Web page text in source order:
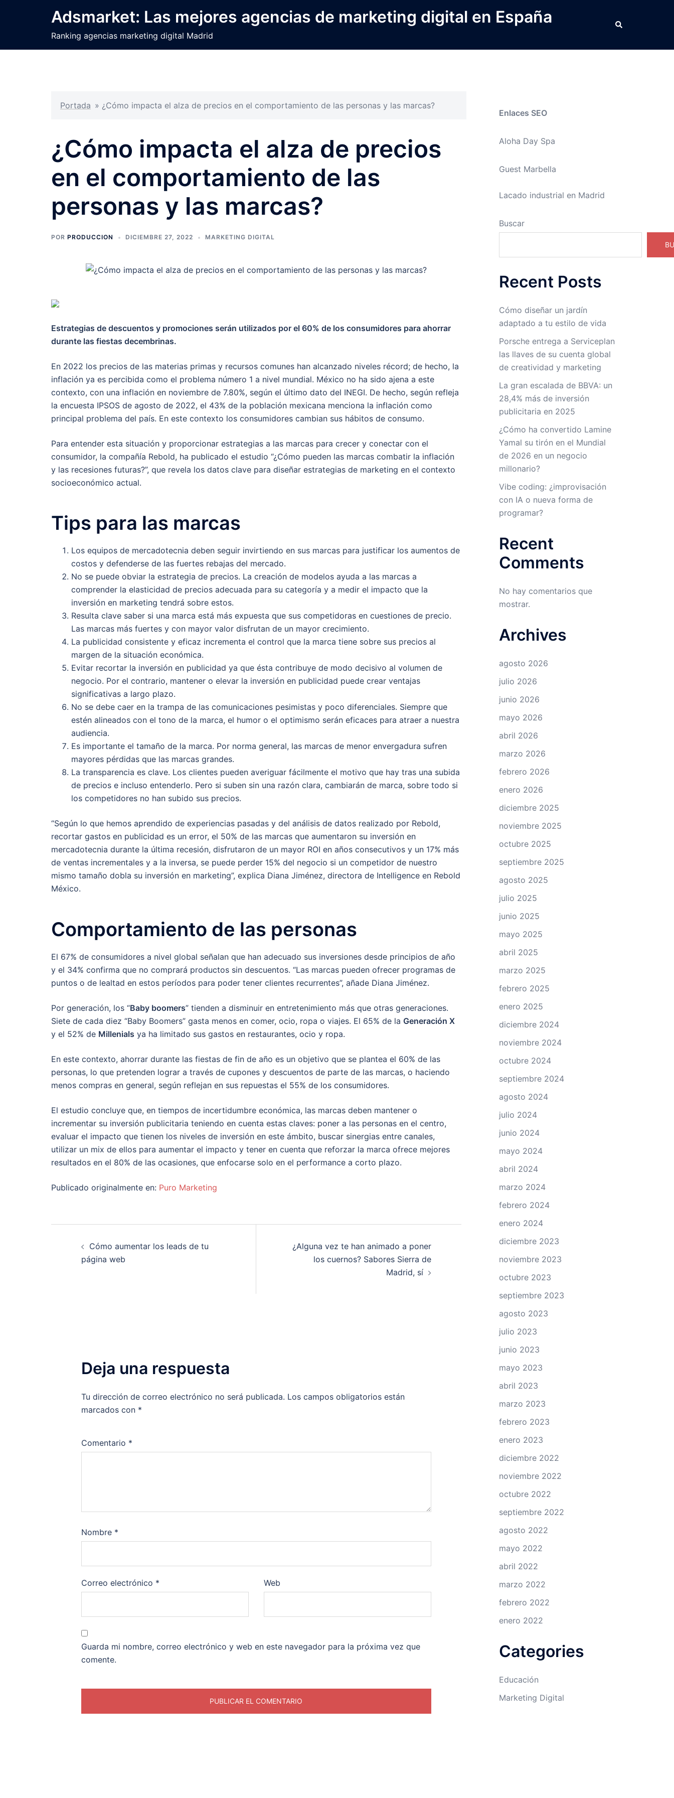
Adsmarket: Las mejores agencias de marketing digital en España
Ranking agencias marketing digital Madrid
Buscar
Portada » ¿Cómo impacta el alza de precios en el comportamiento de las personas y las marcas?
¿Cómo impacta el alza de precios
en el comportamiento de las
personas y las marcas?
POR PRODUCCION DICIEMBRE 27, 2022 MARKETING DIGITAL
Estrategias de descuentos y promociones serán utilizados por el 60% de los consumidores para ahorrar
durante las fiestas decembrinas.
En 2022 los precios de las materias primas y recursos comunes han alcanzado niveles récord; de hecho, la
inflación ya es percibida como el problema número 1 a nivel mundial. México no ha sido ajena a este
contexto, con una inflación en noviembre de 7.80%, según el último dato del INEGI. De hecho, según refleja
la encuesta IPSOS de agosto de 2022, el 43% de la población mexicana menciona la inflación como
principal problema del país. En este contexto los consumidores cambian sus hábitos de consumo.
Para entender esta situación y proporcionar estrategias a las marcas para crecer y conectar con el
consumidor, la compañía Rebold, ha publicado el estudio “¿Cómo pueden las marcas combatir la inflación
y las recesiones futuras?”, que revela los datos clave para diseñar estrategias de marketing en el contexto
socioeconómico actual.
Tips para las marcas
Los equipos de mercadotecnia deben seguir invirtiendo en sus marcas para justificar los aumentos de
costos y defenderse de las fuertes rebajas del mercado.
No se puede obviar la estrategia de precios. La creación de modelos ayuda a las marcas a
comprender la elasticidad de precios adecuada para su categoría y a medir el impacto que la
inversión en marketing tendrá sobre estos.
Resulta clave saber si una marca está más expuesta que sus competidoras en cuestiones de precio.
Las marcas más fuertes y con mayor valor disfrutan de un mayor crecimiento.
La publicidad consistente y eficaz incrementa el control que la marca tiene sobre sus precios al
margen de la situación económica.
Evitar recortar la inversión en publicidad ya que ésta contribuye de modo decisivo al volumen de
negocio. Por el contrario, mantener o elevar la inversión en publicidad puede crear ventajas
significativas a largo plazo.
No se debe caer en la trampa de las comunicaciones pesimistas y poco diferenciales. Siempre que
estén alineados con el tono de la marca, el humor o el optimismo serán eficaces para atraer a nuestra
audiencia.
Es importante el tamaño de la marca. Por norma general, las marcas de menor envergadura sufren
mayores pérdidas que las marcas grandes.
La transparencia es clave. Los clientes pueden averiguar fácilmente el motivo que hay tras una subida
de precios e incluso entenderlo. Pero si suben sin una razón clara, cambiarán de marca, sobre todo si
los competidores no han subido sus precios.
“Según lo que hemos aprendido de experiencias pasadas y del análisis de datos realizado por Rebold,
recortar gastos en publicidad es un error, el 50% de las marcas que aumentaron su inversión en
mercadotecnia durante la última recesión, disfrutaron de un mayor ROI en años consecutivos y un 17% más
de ventas incrementales y a la inversa, se puede perder 15% del negocio si un competidor de nuestro
mismo tamaño dobla su inversión en marketing”, explica Diana Jiménez, directora de Intelligence en Rebold
México.
Comportamiento de las personas
El 67% de consumidores a nivel global señalan que han adecuado sus inversiones desde principios de año
y el 34% confirma que no comprará productos sin descuentos. “Las marcas pueden ofrecer programas de
puntos o de lealtad en estos períodos para poder tener clientes recurrentes”, añade Diana Jiménez.
Por generación, los “Baby boomers” tienden a disminuir en entretenimiento más que otras generaciones.
Siete de cada diez “Baby Boomers” gasta menos en comer, ocio, ropa o viajes. El 65% de la Generación X
y el 52% de Millenials ya ha limitado sus gastos en restaurantes, ocio y ropa.
En este contexto, ahorrar durante las fiestas de fin de año es un objetivo que se plantea el 60% de las
personas, lo que pretenden lograr a través de cupones y descuentos de parte de las marcas, o haciendo
menos compras en general, según reflejan en sus repuestas el 55% de los consumidores.
El estudio concluye que, en tiempos de incertidumbre económica, las marcas deben mantener o
incrementar su inversión publicitaria teniendo en cuenta estas claves: poner a las personas en el centro,
evaluar el impacto que tienen los niveles de inversión en este ámbito, buscar sinergias entre canales,
utilizar un mix de ellos para aumentar el impacto y tener en cuenta que reforzar la marca ofrece mejores
resultados en el 80% de las ocasiones, que enfocarse solo en el performance a corto plazo.
Publicado originalmente en: Puro Marketing
Cómo aumentar los leads de tu
página web
¿Alguna vez te han animado a poner
los cuernos? Sabores Sierra de
Madrid, sí
Deja una respuesta
Tu dirección de correo electrónico no será publicada. Los campos obligatorios están
marcados con *
Comentario *
Nombre *
Correo electrónico * Web
Guarda mi nombre, correo electrónico y web en este navegador para la próxima vez que
comente.
Enlaces SEO
Aloha Day Spa
Guest Marbella
Lacado industrial en Madrid
Buscar
Recent Posts
Cómo diseñar un jardín
adaptado a tu estilo de vida
Porsche entrega a Serviceplan
las llaves de su cuenta global
de creatividad y marketing
La gran escalada de BBVA: un
28,4% más de inversión
publicitaria en 2025
¿Cómo ha convertido Lamine
Yamal su tirón en el Mundial
de 2026 en un negocio
millonario?
Vibe coding: ¿improvisación
con IA o nueva forma de
programar?
Recent
Comments
No hay comentarios que
mostrar.
Archives
agosto 2026
julio 2026
junio 2026
mayo 2026
abril 2026
marzo 2026
febrero 2026
enero 2026
diciembre 2025
noviembre 2025
octubre 2025
septiembre 2025
agosto 2025
julio 2025
junio 2025
mayo 2025
abril 2025
marzo 2025
febrero 2025
enero 2025
diciembre 2024
noviembre 2024
octubre 2024
septiembre 2024
agosto 2024
julio 2024
junio 2024
mayo 2024
abril 2024
marzo 2024
febrero 2024
enero 2024
diciembre 2023
noviembre 2023
octubre 2023
septiembre 2023
agosto 2023
julio 2023
junio 2023
mayo 2023
abril 2023
marzo 2023
febrero 2023
enero 2023
diciembre 2022
noviembre 2022
octubre 2022
septiembre 2022
agosto 2022
mayo 2022
abril 2022
marzo 2022
febrero 2022
enero 2022
Categories
Educación
Marketing Digital